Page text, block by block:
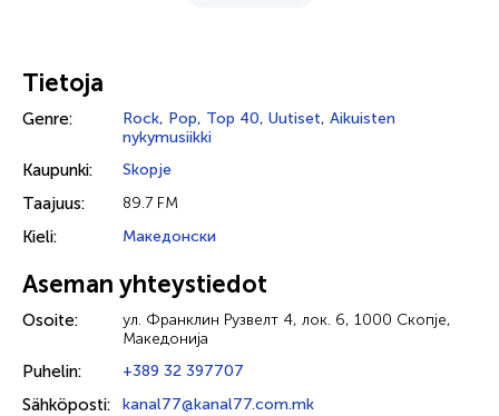
Tietoja
Genre: Rock, Pop, Top 40, Uutiset, Aikuisten
nykymusiikki
Kaupunki: Skopje
Taajuus: 89.7 FM
Kieli: Македонски
Aseman yhteystiedot
Osoite:
ул. Франклин Рузвелт 4, лок. 6, 1000 Скопје,
Македонија
Puhelin: +389 32 397707
Sähköposti: kanal77@kanal77.com.mk